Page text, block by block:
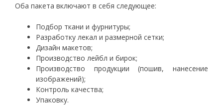
Оба пакета включают в себя следующее:
Подбор ткани и фурнитуры;
Разработку лекал и размерной сетки;
Дизайн макетов;
Производство лейбл и бирок;
Производство продукции (пошив, нанесение
изображений);
Контроль качества;
Упаковку.